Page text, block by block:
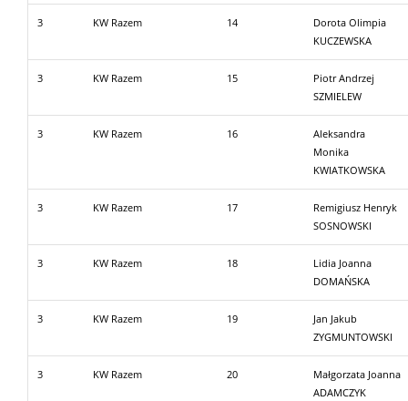
3 KW Razem 14
Dorota Olimpia
KUCZEWSKA
3 KW Razem 15
Piotr Andrzej
SZMIELEW
3 KW Razem 16
Aleksandra
Monika
KWIATKOWSKA
3 KW Razem 17
Remigiusz Henryk
SOSNOWSKI
3 KW Razem 18
Lidia Joanna
DOMAŃSKA
3 KW Razem 19
Jan Jakub
ZYGMUNTOWSKI
3 KW Razem 20
Małgorzata Joanna
ADAMCZYK